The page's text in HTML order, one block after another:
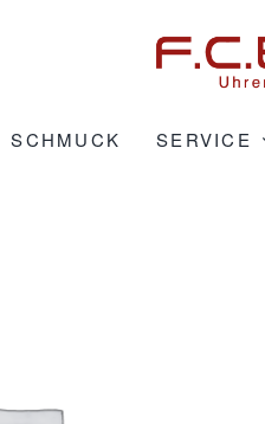
SCHMUCK SERVICE